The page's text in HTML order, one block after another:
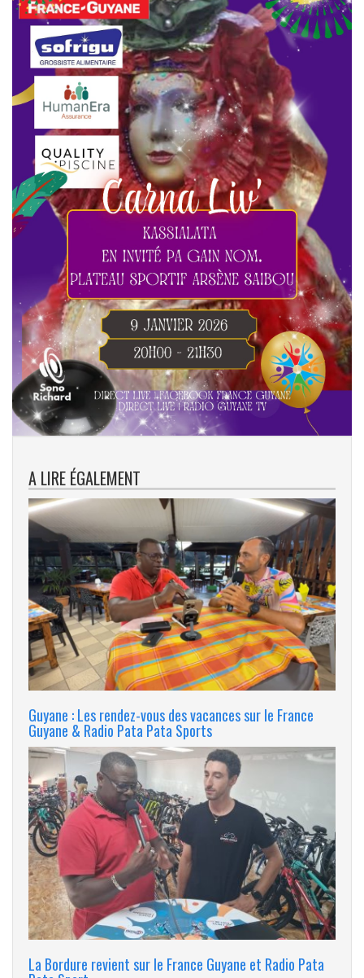
A LIRE ÉGALEMENT
Guyane : Les rendez-vous des vacances sur le France
Guyane & Radio Pata Pata Sports
La Bordure revient sur le France Guyane et Radio Pata